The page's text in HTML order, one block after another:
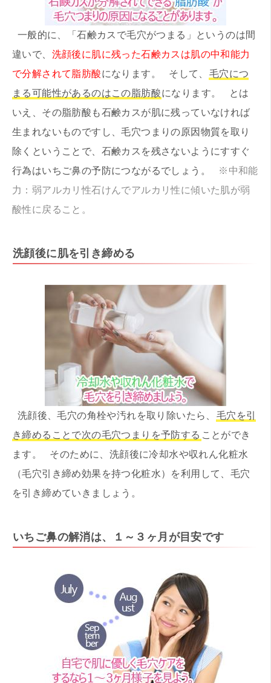
一般的に、「石鹸カスで毛穴がつまる」というのは間
違いで、 洗顔後に肌に残った石鹸カスは肌の中和能力
で分解されて脂肪酸になります。 そして、 毛穴につ
まる可能性があるのはこの脂肪酸になります。 とは
いえ、その脂肪酸も石鹸カスが肌に残っていなければ
生まれないものですし、毛穴つまりの原因物質を取り
除くということで、石鹸カスを残さないようにすすぐ
行為はいちご鼻の予防につながるでしょう。
※中和能
力：弱アルカリ性石けんでアルカリ性に傾いた肌が弱
酸性に戻ること。
洗顔後に肌を引き締める
洗顔後、毛穴の角栓や汚れを取り除いたら、 毛穴を引
き締めることで次の毛穴つまりを予防する ことができ
ます。 そのために、洗顔後に冷却水や収れん化粧水
（毛穴引き締め効果を持つ化粧水）を利用して、毛穴
を引き締めていきましょう。
いちご鼻の解消は、１～３ヶ月が目安です